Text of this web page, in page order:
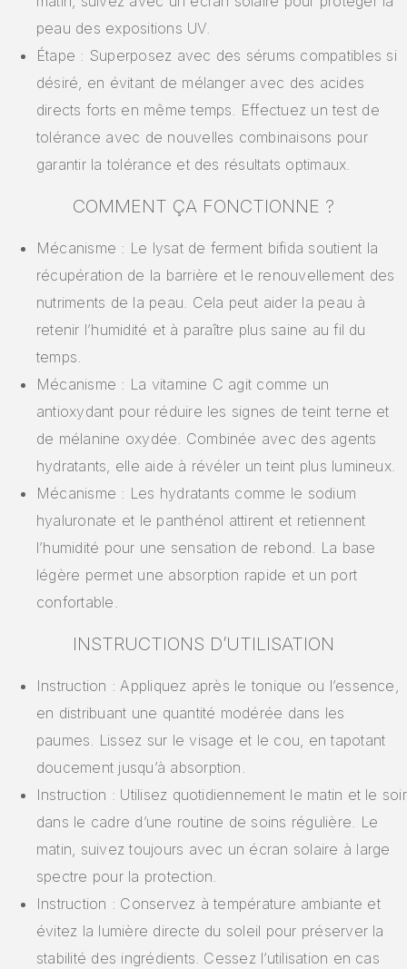
peau des expositions UV.
Étape : Superposez avec des sérums compatibles si
désiré, en évitant de mélanger avec des acides
directs forts en même temps. Effectuez un test de
tolérance avec de nouvelles combinaisons pour
garantir la tolérance et des résultats optimaux.
COMMENT ÇA FONCTIONNE ?
Mécanisme : Le lysat de ferment bifida soutient la
récupération de la barrière et le renouvellement des
nutriments de la peau. Cela peut aider la peau à
retenir l’humidité et à paraître plus saine au fil du
temps.
Mécanisme : La vitamine C agit comme un
antioxydant pour réduire les signes de teint terne et
de mélanine oxydée. Combinée avec des agents
hydratants, elle aide à révéler un teint plus lumineux.
Mécanisme : Les hydratants comme le sodium
hyaluronate et le panthénol attirent et retiennent
l’humidité pour une sensation de rebond. La base
légère permet une absorption rapide et un port
confortable.
INSTRUCTIONS D’UTILISATION
Instruction : Appliquez après le tonique ou l’essence,
en distribuant une quantité modérée dans les
paumes. Lissez sur le visage et le cou, en tapotant
doucement jusqu’à absorption.
Instruction : Utilisez quotidiennement le matin et le soir
dans le cadre d’une routine de soins régulière. Le
matin, suivez toujours avec un écran solaire à large
spectre pour la protection.
Instruction : Conservez à température ambiante et
évitez la lumière directe du soleil pour préserver la
stabilité des ingrédients. Cessez l’utilisation en cas